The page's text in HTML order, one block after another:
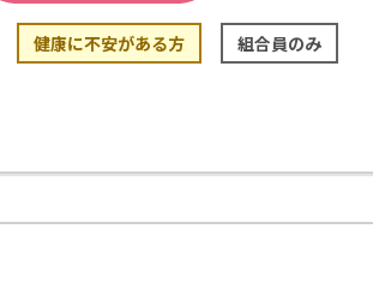
健康に不安がある方 組合員のみ